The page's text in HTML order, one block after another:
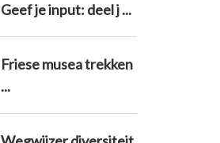
Geef je input: deel j ...
Friese musea trekken
...